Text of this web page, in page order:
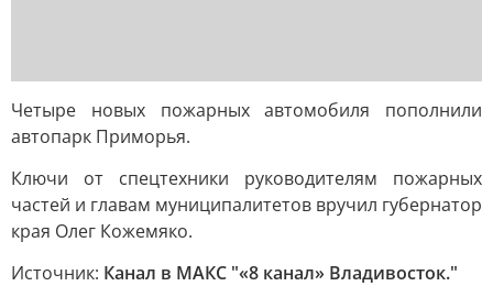
Четыре новых пожарных автомобиля пополнили
автопарк Приморья.
Ключи от спецтехники руководителям пожарных
частей и главам муниципалитетов вручил губернатор
края Олег Кожемяко.
Источник: Канал в МАКС "«8 канал» Владивосток."